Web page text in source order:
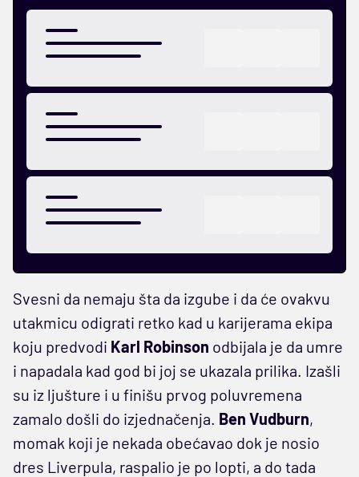
Svesni da nemaju šta da izgube i da će ovakvu
utakmicu odigrati retko kad u karijerama ekipa
koju predvodi Karl Robinson odbijala je da umre
i napadala kad god bi joj se ukazala prilika. Izašli
su iz ljušture i u finišu prvog poluvremena
zamalo došli do izjednačenja. Ben Vudburn,
momak koji je nekada obećavao dok je nosio
dres Liverpula, raspalio je po lopti, a do tada